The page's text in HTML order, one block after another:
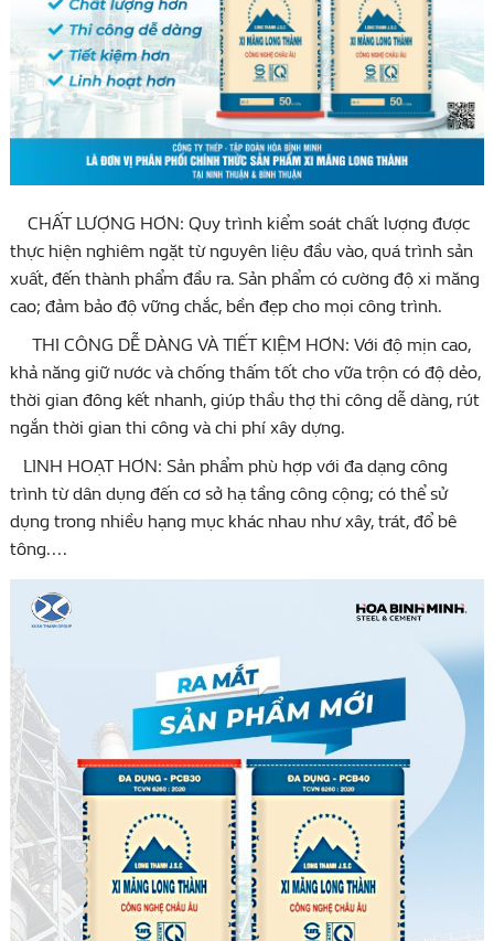
CHẤT LƯỢNG HƠN: Quy trình kiểm soát chất lượng được
thực hiện nghiêm ngặt từ nguyên liệu đầu vào, quá trình sản
xuất, đến thành phẩm đầu ra. Sản phẩm có cường độ xi măng
cao; đảm bảo độ vững chắc, bền đẹp cho mọi công trình.
THI CÔNG DỄ DÀNG VÀ TIẾT KIỆM HƠN: Với độ mịn cao,
khả năng giữ nước và chống thấm tốt cho vữa trộn có độ dẻo,
thời gian đông kết nhanh, giúp thầu thợ thi công dễ dàng, rút
ngắn thời gian thi công và chi phí xây dựng.
LINH HOẠT HƠN: Sản phẩm phù hợp với đa dạng công
trình từ dân dụng đến cơ sở hạ tầng công cộng; có thể sử
dụng trong nhiều hạng mục khác nhau như xây, trát, đổ bê
tông....